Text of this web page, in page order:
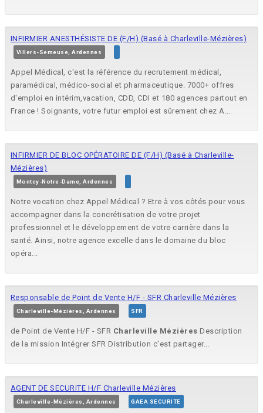
INFIRMIER ANESTHÉSISTE DE (F/H) (Basé à Charleville-Mézières)
Villers-Semeuse, Ardennes
Appel Médical, c'est la référence du recrutement médical,
paramédical, médico-social et pharmaceutique. 7000+ offres
d'emploi en intérim,vacation, CDD, CDI et 180 agences partout en
France ! Soignants, votre futur emploi est sûrement chez A...
INFIRMIER DE BLOC OPÉRATOIRE DE (F/H) (Basé à Charleville-
Mézières)
Montcy-Notre-Dame, Ardennes
Notre vocation chez Appel Médical ? Etre à vos côtés pour vous
accompagner dans la concrétisation de votre projet
professionnel et le développement de votre carrière dans la
santé. Ainsi, notre agence excelle dans le domaine du bloc
opéra...
Responsable de Point de Vente H/F - SFR Charleville Mézières
Charleville-Mézières, Ardennes SFR
de Point de Vente H/F - SFR Charleville Mézières Description
de la mission Intégrer SFR Distribution c'est partager...
AGENT DE SECURITE H/F Charleville Mézières
Charleville-Mézières, Ardennes GAEA SECURITE